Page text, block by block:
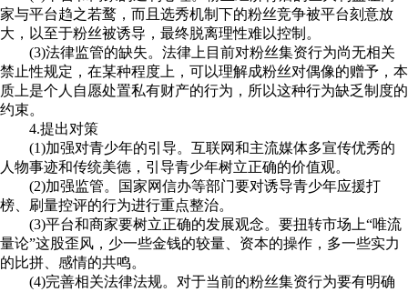
家与平台趋之若鹜，而且选秀机制下的粉丝竞争被平台刻意放
大，以至于粉丝被诱导，最终脱离理性难以控制。
(3)法律监管的缺失。法律上目前对粉丝集资行为尚无相关
禁止性规定，在某种程度上，可以理解成粉丝对偶像的赠予，本
质上是个人自愿处置私有财产的行为，所以这种行为缺乏制度的
约束。
4.提出对策
(1)加强对青少年的引导。互联网和主流媒体多宣传优秀的
人物事迹和传统美德，引导青少年树立正确的价值观。
(2)加强监管。国家网信办等部门要对诱导青少年应援打
榜、刷量控评的行为进行重点整治。
(3)平台和商家要树立正确的发展观念。要扭转市场上“唯流
量论”这股歪风，少一些金钱的较量、资本的操作，多一些实力
的比拼、感情的共鸣。
(4)完善相关法律法规。对于当前的粉丝集资行为要有明确